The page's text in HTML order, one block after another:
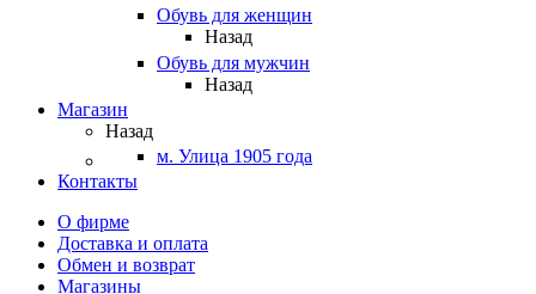
Обувь для женщин
Назад
Обувь для мужчин
Назад
Магазин
Назад
м. Улица 1905 года
Контакты
О фирме
Доставка и оплата
Обмен и возврат
Магазины